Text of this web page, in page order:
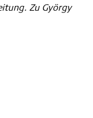
Zu György